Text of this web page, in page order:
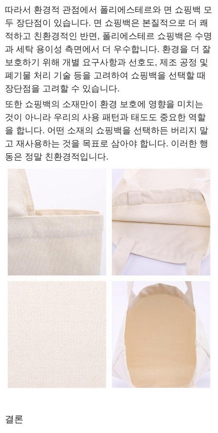
따라서 환경적 관점에서 폴리에스테르와 면 쇼핑백 모
두 장단점이 있습니다. 면 쇼핑백은 본질적으로 더 쾌
적하고 친환경적인 반면, 폴리에스테르 쇼핑백은 수명
과 세탁 용이성 측면에서 더 우수합니다. 환경을 더 잘
보호하기 위해 개별 요구사항과 선호도, 제조 공정 및
폐기물 처리 기술 등을 고려하여 쇼핑백을 선택할 때
장단점을 고려할 수 있습니다.
또한 쇼핑백의 소재만이 환경 보호에 영향을 미치는
것이 아니라 우리의 사용 패턴과 태도도 중요한 역할
을 합니다. 어떤 소재의 쇼핑백을 선택하든 버리지 말
고 재사용하는 것을 목표로 삼아야 합니다. 이러한 행
동은 정말 친환경적입니다.
결론